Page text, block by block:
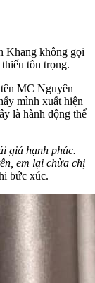
Khang không gọi
tôn trọng.
MC Nguyên
mình xuất hiện
là hành động thể
giá hạnh phúc.
em lại chừa chị
bức xúc.